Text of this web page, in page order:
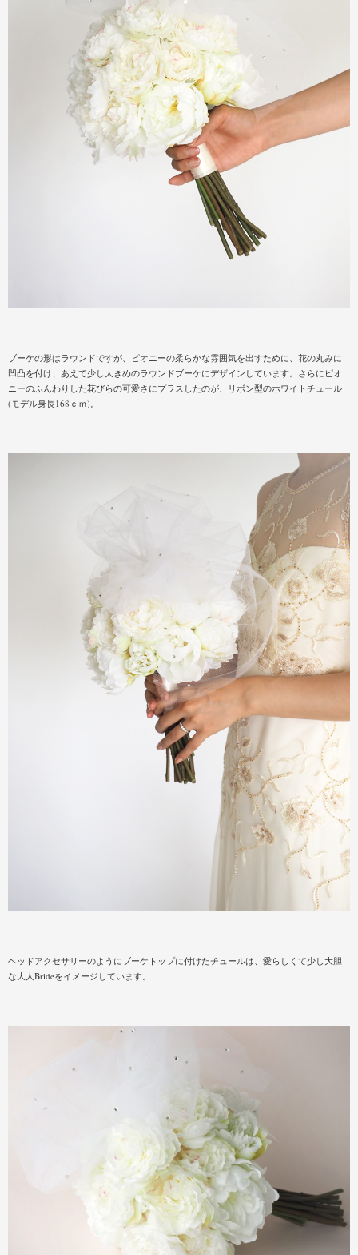
ブーケの形はラウンドですが、ピオニーの柔らかな雰囲気を出すために、花の丸みに
凹凸を付け、あえて少し大きめのラウンドブーケにデザインしています。さらにピオ
ニーのふんわりした花びらの可愛さにプラスしたのが、リボン型のホワイトチュール
(モデル身長168ｃｍ)。
ヘッドアクセサリーのようにブーケトップに付けたチュールは、愛らしくて少し大胆
な大人Brideをイメージしています。